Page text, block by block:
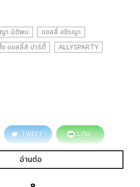
า นิติพน
แอลลี่ อชิรญา
แอลลี่ส์ ปาร์ตี้
ALLYSPARTY
TWEET LINE
อ่านต่อ